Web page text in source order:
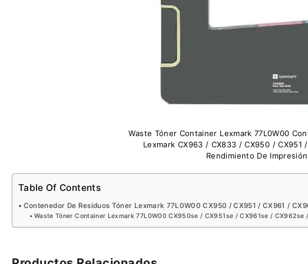
Waste Tóner Container Lexmark 77L0W00
Lexmark CX963 / CX833 / CX950 /
Rendimiento De
Table Of Contents
Contenedor De Residuos Tóner Lexmark 77L0W00 CX950 / CX951 / CX961 /
Waste Tóner Container Lexmark 77L0W00 CX950se / CX951se / CX961se /